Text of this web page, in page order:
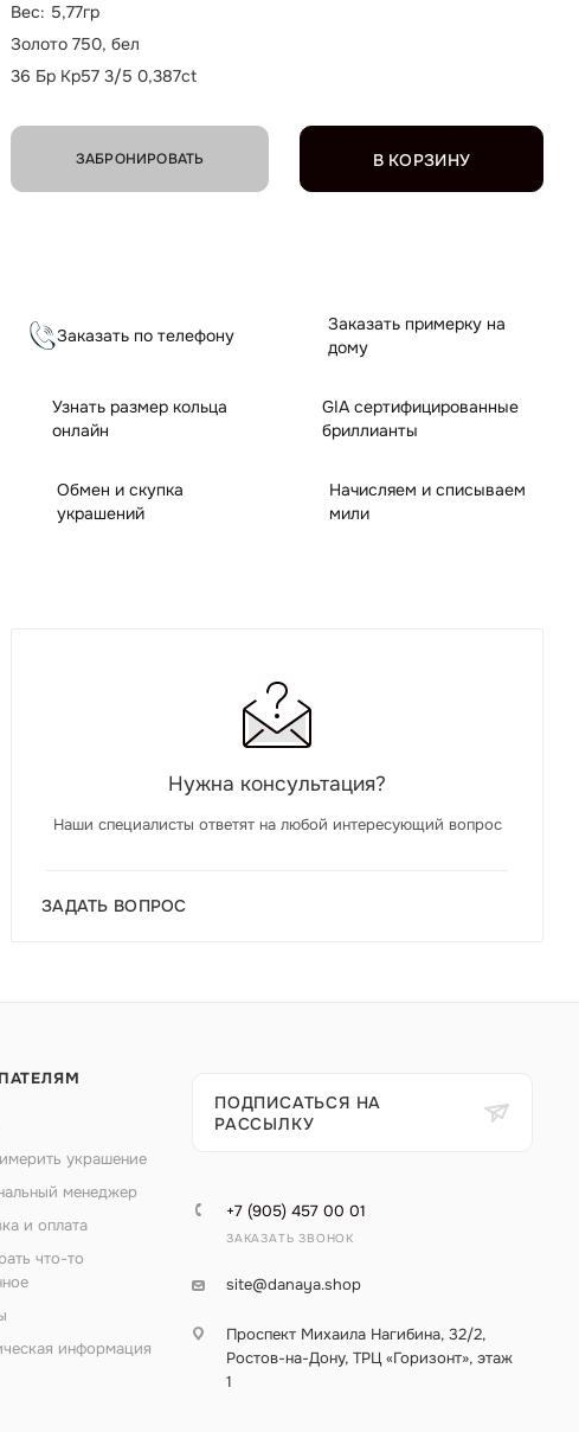
В КОРЗИНУ
Вес: 5,77гр
Золото 750, бел
36 Бр Кр57 3/5 0,387ct
ЗАБРОНИРОВАТЬ
Заказать по телефону
Заказать примерку на
дому
Узнать размер кольца
онлайн
GIA сертифицированные
бриллианты
Обмен и скупка
украшений
Начисляем и списываем
мили
Нужна консультация?
Наши специалисты ответят на любой интересующий вопрос
ЗАДАТЬ ВОПРОС
украшение
менеджер
и оплата
что-то
информация
ПОДПИСАТЬСЯ НА
РАССЫЛКУ
+7 (905) 457 00 01
ЗАКАЗАТЬ ЗВОНОК
site@danaya.shop
Проспект Михаила Нагибина, 32/2,
Ростов-на-Дону, ТРЦ «Горизонт», этаж
1